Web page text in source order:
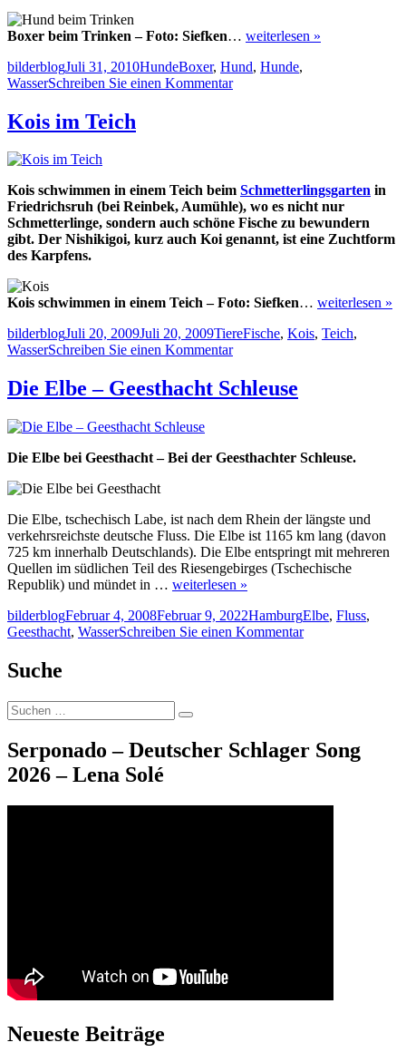
Boxer beim Trinken – Foto: Siefken… weiterlesen »
Autor
bilderblogVeröffentlicht
am
Juli 31, 2010Kategorien
HundeSchlagwörter
Boxer, Hund, Hunde,
WasserSchreiben Sie einen Kommentarzu
Kois im Teich
Kois schwimmen in einem Teich beim Schmetterlingsgarten in
Friedrichsruh (bei Reinbek, Aumühle), wo es nicht nur
Schmetterlinge, sondern auch schöne Fische zu bewundern
gibt. Der Nishikigoi, kurz auch Koi genannt, ist eine Zuchtform
des Karpfens.
Kois schwimmen in einem Teich – Foto: Siefken… weiterlesen »
Autor
bilderblogVeröffentlicht
am
Juli 20, 2009Juli 20, 2009Kategorien
TiereSchlagwörter
Fische, Kois, Teich,
WasserSchreiben Sie einen Kommentarzu
im
Teich
Die Elbe – Geesthacht Schleuse
Die Elbe bei Geesthacht – Bei der Geesthachter Schleuse.
Die Elbe, tschechisch Labe, ist nach dem Rhein der längste und
verkehrsreichste deutsche Fluss. Die Elbe ist 1165 km lang (davon
725 km innerhalb Deutschlands). Die Elbe entspringt mit mehreren
Quellen im südlichen Teil des Riesengebirges (Tschechische
Republik) und mündet in … weiterlesen »
Autor
bilderblogVeröffentlicht
am
Februar 4, 2008Februar 9, 2022Kategorien
HamburgSchlagwörter
Elbe, Fluss,
Geesthacht, WasserSchreiben Sie einen Kommentarzu
Suche
Suche
nach:
Suchen
Serponado – Deutscher Schlager Song
2026 – Lena Solé
Neueste Beiträge